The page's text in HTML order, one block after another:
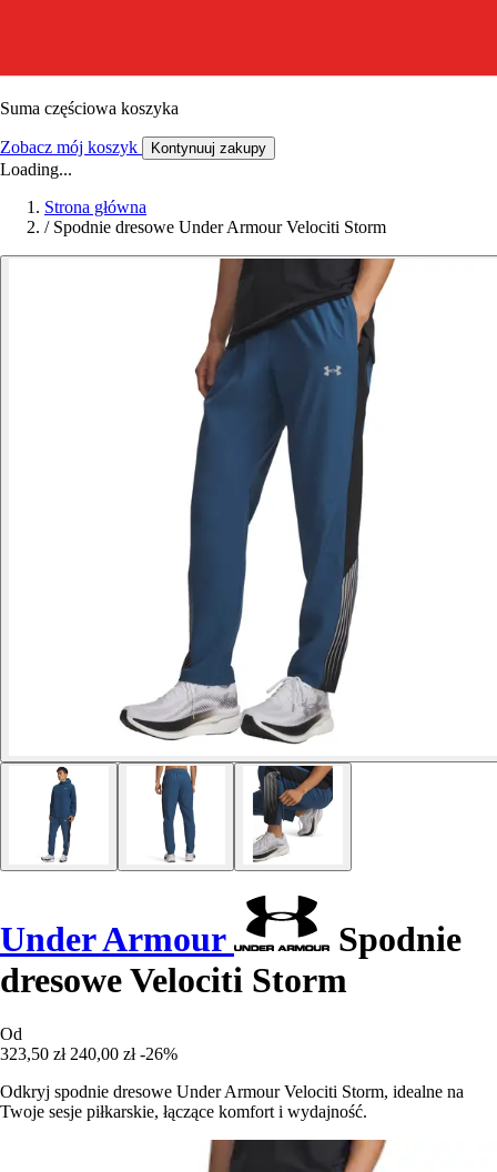
Suma częściowa koszyka
Zobacz mój koszyk Kontynuuj zakupy
Loading...
Strona główna
/ Spodnie dresowe Under Armour Velociti Storm
Under Armour
Spodnie
dresowe Velociti Storm
Od
323,50 zł 240,00 zł -26%
Odkryj spodnie dresowe Under Armour Velociti Storm, idealne na
Twoje sesje piłkarskie, łączące komfort i wydajność.